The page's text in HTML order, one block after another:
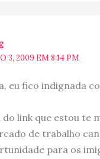
3, 2009 EM 8:14 PM
eu fico indignada
do link que estou te
de trabalho
para os